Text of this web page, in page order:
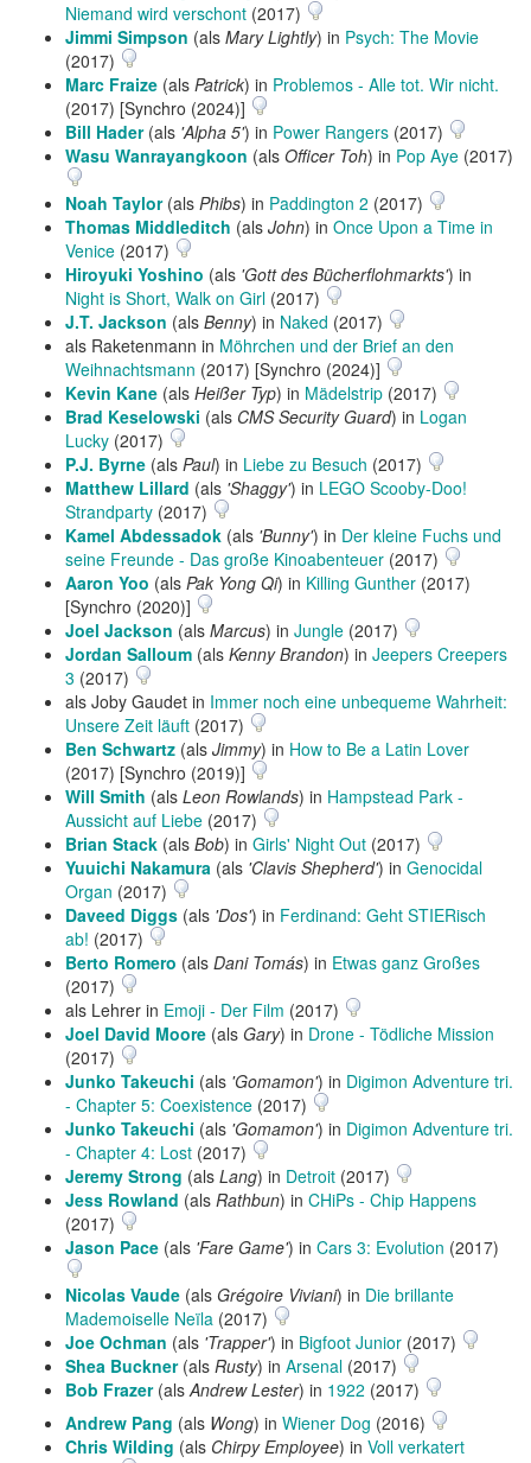
Niemand wird verschont (2017)
Jimmi Simpson (als Mary Lightly) in Psych: The Movie
(2017)
Marc Fraize (als Patrick) in Problemos - Alle tot. Wir nicht.
(2017) [Synchro (2024)]
Bill Hader(als 'Alpha 5') in Power Rangers (2017)
Wasu Wanrayangkoon (als Officer Toh) in Pop Aye (2017)
Noah Taylor(als Phibs) in Paddington 2 (2017)
Thomas Middleditch (als John) in Once Upon a Time in
Venice (2017)
Hiroyuki Yoshino (als 'Gott des Bücherflohmarkts') in
Night is Short, Walk on Girl (2017)
J.T. Jackson (als Benny) in Naked (2017)
als Raketenmann in Möhrchen und der Brief an den
Weihnachtsmann (2017) [Synchro (2024)]
Kevin Kane (als Heißer Typ) in Mädelstrip (2017)
Brad Keselowski (als CMS Security Guard) in Logan
Lucky (2017)
P.J. Byrne (als Paul) in Liebe zu Besuch (2017)
Matthew Lillard (als 'Shaggy') in LEGO Scooby-Doo!
Strandparty (2017)
Kamel Abdessadok (als 'Bunny') in Der kleine Fuchs und
seine Freunde - Das große Kinoabenteuer (2017)
Aaron Yoo (als Pak Yong Qi) in Killing Gunther (2017)
[Synchro (2020)]
Joel Jackson (als Marcus) in Jungle (2017)
Jordan Salloum (als Kenny Brandon) in Jeepers Creepers
3 (2017)
als Joby Gaudet in Immer noch eine unbequeme Wahrheit:
Unsere Zeit läuft (2017)
Ben Schwartz (als Jimmy) in How to Be a Latin Lover
(2017) [Synchro (2019)]
Will Smith (als Leon Rowlands) in Hampstead Park -
Aussicht auf Liebe (2017)
Brian Stack (als Bob) in Girls' Night Out (2017)
Yuuichi Nakamura (als 'Clavis Shepherd') in Genocidal
Organ (2017)
Daveed Diggs (als 'Dos') in Ferdinand: Geht STIERisch
ab! (2017)
Berto Romero (als Dani Tomás) in Etwas ganz Großes
(2017)
als Lehrer in Emoji - Der Film (2017)
Joel David Moore (als Gary) in Drone - Tödliche Mission
(2017)
Junko Takeuchi (als 'Gomamon') in Digimon Adventure tri.
- Chapter 5: Coexistence (2017)
Junko Takeuchi (als 'Gomamon') in Digimon Adventure tri.
- Chapter 4: Lost (2017)
Jeremy Strong (als Lang) in Detroit (2017)
Jess Rowland (als Rathbun) in CHiPs - Chip Happens
(2017)
Jason Pace (als 'Fare Game') in Cars 3: Evolution (2017)
Nicolas Vaude (als Grégoire Viviani) in Die brillante
Mademoiselle Neïla (2017)
Joe Ochman (als 'Trapper') in Bigfoot Junior (2017)
Shea Buckner(als Rusty) in Arsenal (2017)
Bob Frazer(alsAndrew Lester) in 1922 (2017)
Andrew Pang (als Wong) in Wiener Dog (2016)
Chris Wilding (als Chirpy Employee) in Voll verkatert